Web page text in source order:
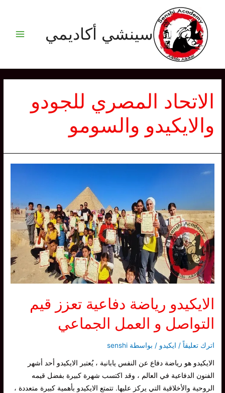
المحتوى
سينشي أكاديمي
الاتحاد المصري للجودو
والايكيدو والسومو
الايكيدو رياضة دفاعية تعزز قيم
التواصل و العمل الجماعي
اترك تعليقاً / ايكيدو / بواسطة senshi
الايكيدو هو رياضة دفاع عن النفس يابانية ، يُعتبر الايكيدو أحد أشهر
الفنون الدفاعية في العالم ، وقد اكتسب شهرة كبيرة بفضل قيمه
الروحية والأخلاقية التي يركز عليها. تتمتع الايكيدو بأهمية كبيرة متعددة ،